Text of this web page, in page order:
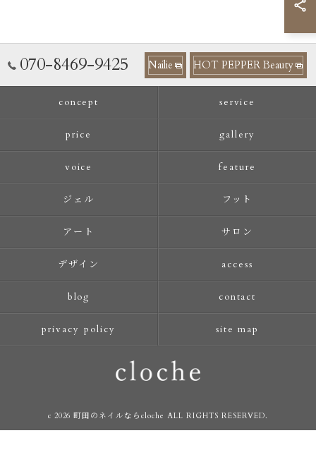
070-8469-9425 Nailie HOT PEPPER Beauty
concept service
price gallery
voice feature
ジェル フット
アート サロン
デザイン access
blog contact
privacy policy site map
c 2026 町田のネイルならcloche ALL RIGHTS RESERVED.